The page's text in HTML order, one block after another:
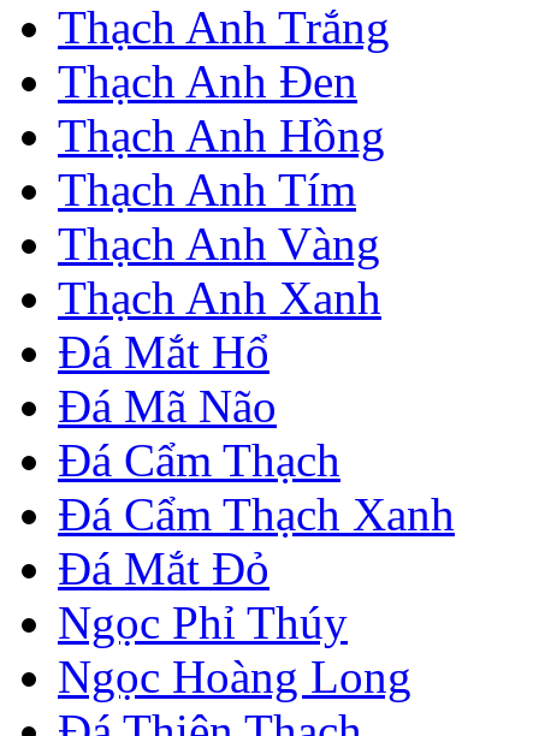
Thạch Anh Trắng
Thạch Anh Đen
Thạch Anh Hồng
Thạch Anh Tím
Thạch Anh Vàng
Thạch Anh Xanh
Đá Mắt Hổ
Đá Mã Não
Đá Cẩm Thạch
Đá Cẩm Thạch Xanh
Đá Mắt Đỏ
Ngọc Phỉ Thúy
Ngọc Hoàng Long